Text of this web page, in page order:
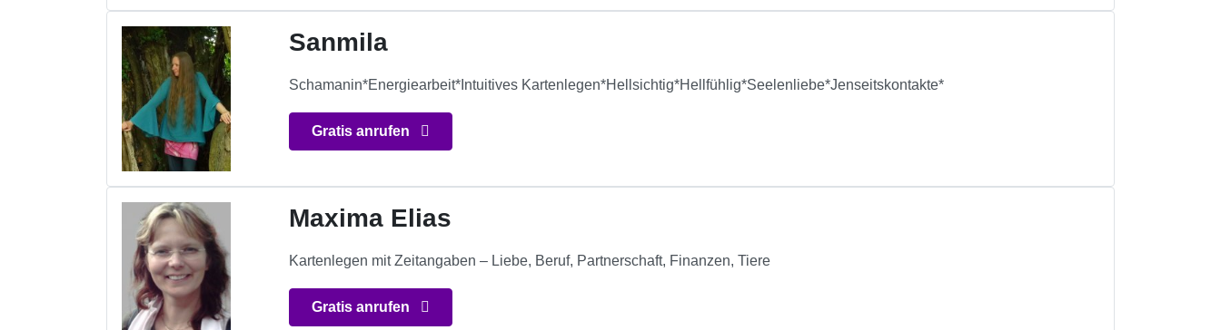
Sanmila
Schamanin*Energiearbeit*Intuitives Kartenlegen*Hellsichtig*Hellfühlig*Seelenliebe*Jenseitskontakte*
Gratis anrufen
Maxima Elias
Kartenlegen mit Zeitangaben – Liebe, Beruf, Partnerschaft, Finanzen, Tiere
Gratis anrufen